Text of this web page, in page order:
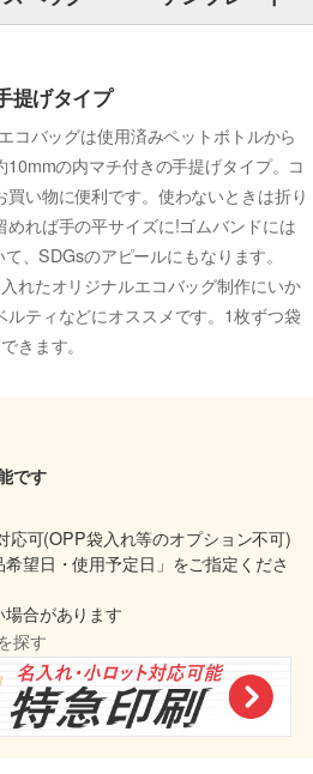
提げタイプ
コバッグは使用済みペットボトルから
の内マチ付きの手提げタイプ。コ
い物に便利です。使わないときは折り
れば手の平サイズに!ゴムバンドには
、SDGsのアピールにもなります。
れたオリジナルエコバッグ制作にいか
ティなどにオススメです。1枚ずつ袋
きます。
です
応可(OPP袋入れ等のオプション不可)
望日・使用予定日」をご指定くださ
合があります
探す